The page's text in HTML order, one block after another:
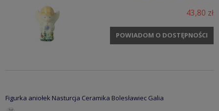
43,80 zł
POWIADOM O DOSTĘPNOŚCI
Figurka aniołek Nasturcja Ceramika Bolesławiec Galia